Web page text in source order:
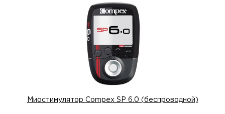
Миостимулятор Compex SP 6.0 (беспроводной)